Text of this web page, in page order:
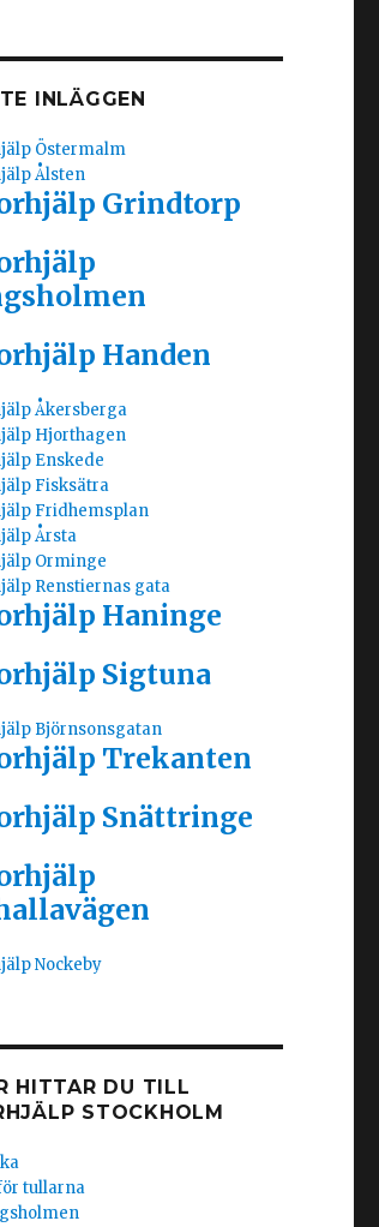
INLÄGGEN
Östermalm
Ålsten
Grindtorp
Handen
Åkersberga
Hjorthagen
Enskede
Fisksätra
Fridhemsplan
Årsta
Orminge
Renstiernas gata
Haninge
Sigtuna
Björnsonsgatan
Trekanten
Snättringe
Nockeby
HITTAR DU TILL
STOCKHOLM
tullarna